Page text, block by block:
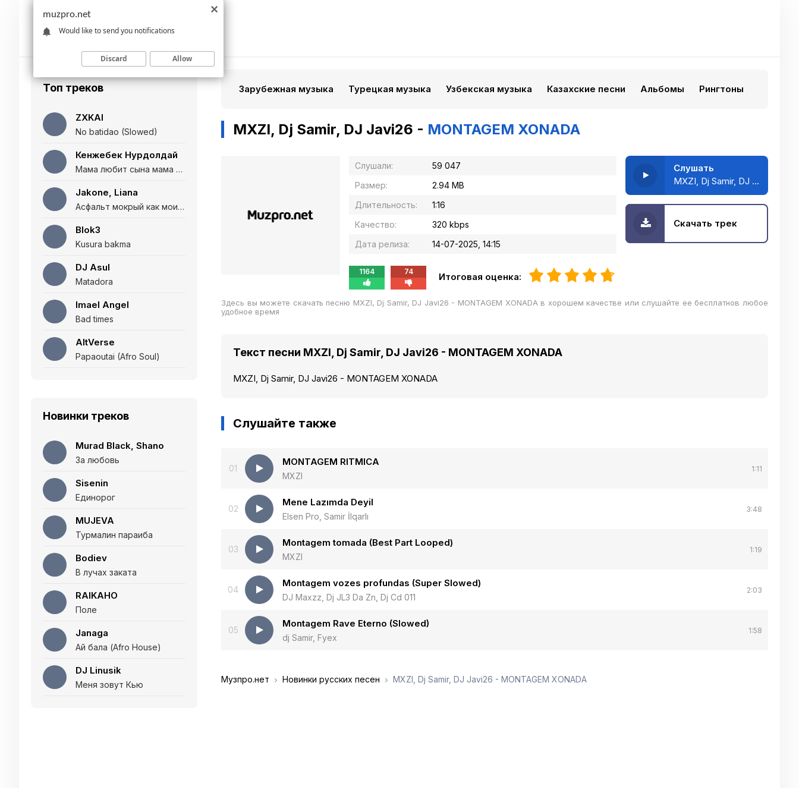
Топ треков
ZXKAI
No batidao (Slowed)
Кенжебек Нурдолдай
Мама любит сына мама любит дочь (Полная версия)
Jakone, Liana
Асфальт мокрый как мои глаза и я нарезаю
Blok3
Kusura bakma
DJ Asul
Matadora
Imael Angel
Bad times
AltVerse
Papaoutai (Afro Soul)
Новинки треков
Murad Black, Shano
За любовь
Sisenin
Единорог
MUJEVA
Турмалин параиба
Bodiev
В лучах заката
RAIKAHO
Поле
Janaga
Ай бала (Afro House)
DJ Linusik
Меня зовут Кью
Зарубежная музыка Турецкая музыка Узбекская музыка Казахские песни Альбомы Рингтоны
MXZI, Dj Samir, DJ Javi26 - MONTAGEM XONADA
Слушали:
59 047
Размер:
2.94 MB
Длительность:
1:16
Качество:
320 kbps
Дата релиза:
14-07-2025, 14:15
1164 74 Итоговая оценка:
Слушать
MXZI, Dj Samir, DJ Javi26 - MONTAGEM XONADA
Скачать трек
Здесь вы можете скачать песню MXZI, Dj Samir, DJ Javi26 - MONTAGEM XONADA в хорошем качестве или слушайте ее бесплатнов любое
удобное время
Текст песни MXZI, Dj Samir, DJ Javi26 - MONTAGEM XONADA
MXZI, Dj Samir, DJ Javi26 - MONTAGEM XONADA
Слушайте также
01
MONTAGEM RITMICA
MXZI
1:11
02
Mene Lazımda Deyil
Elsen Pro, Samir İlqarlı
3:48
03
Montagem tomada (Best Part Looped)
MXZI
1:19
04
Montagem vozes profundas (Super Slowed)
DJ Maxzz, Dj JL3 Da Zn, Dj Cd 011
2:03
05
Montagem Rave Eterno (Slowed)
dj Samir, Fyex
1:58
Музпро.нет Новинки русских песен MXZI, Dj Samir, DJ Javi26 - MONTAGEM XONADA
muzpro.net
Would like to send you notifications
Discard Allow